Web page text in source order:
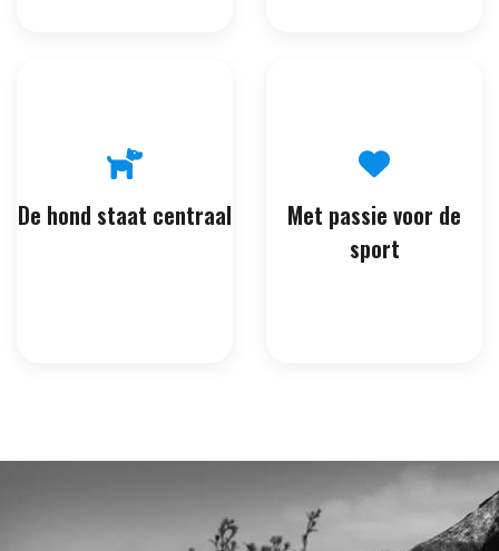
De hond staat centraal
Met passie voor de
sport